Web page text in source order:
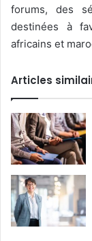
forums, des
destinées à
africains et
Articles